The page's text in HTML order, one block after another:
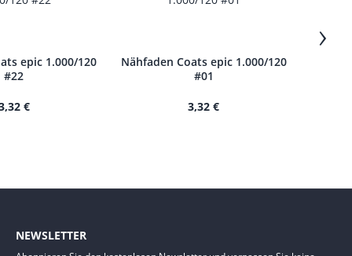
epic 1.000/120
#22
€
Nähfaden Coats epic 1.000/120
#01
3,32 €
›
NEWSLETTER